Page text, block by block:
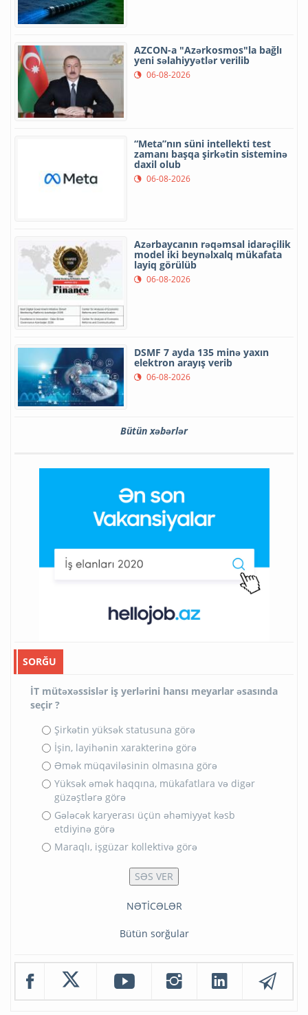
AZCON-a "Azərkosmos"la bağlı
yeni səlahiyyətlər verilib
06-08-2026
“Meta”nın süni intellekti test
zamanı başqa şirkətin sisteminə
daxil olub
06-08-2026
Azərbaycanın rəqəmsal idarəçilik
model iki beynəlxalq mükafata
layiq görülüb
06-08-2026
DSMF 7 ayda 135 minə yaxın
elektron arayış verib
06-08-2026
Bütün xəbərlər
SORĞU
İT mütəxəssislər iş yerlərini hansı meyarlar əsasında
seçir ?
Şirkətin yüksək statusuna görə
İşin, layihənin xarakterinə görə
Əmək müqaviləsinin olmasına görə
Yüksək əmək haqqına, mükafatlara və digər
güzəştlərə görə
Gələcək karyerası üçün əhəmiyyət kəsb
etdiyinə görə
Maraqlı, işgüzar kollektivə görə
NƏTİCƏLƏR
Bütün sorğular